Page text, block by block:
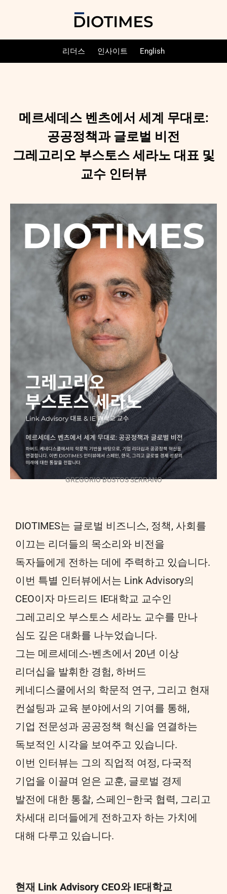
리더스 인사이트 English
메르세데스 벤츠에서 세계 무대로:
공공정책과 글로벌 비전
그레고리오 부스토스 세라노 대표 및
교수 인터뷰
GREGORIO BUSTOS SERRANO
DIOTIMES는 글로벌 비즈니스, 정책, 사회를
이끄는 리더들의 목소리와 비전을
독자들에게 전하는 데에 주력하고 있습니다.
이번 특별 인터뷰에서는 Link Advisory의
CEO이자 마드리드 IE대학교 교수인
그레고리오 부스토스 세라노 교수를 만나
심도 깊은 대화를 나누었습니다.
그는 메르세데스-벤츠에서 20년 이상
리더십을 발휘한 경험, 하버드
케네디스쿨에서의 학문적 연구, 그리고 현재
컨설팅과 교육 분야에서의 기여를 통해,
기업 전문성과 공공정책 혁신을 연결하는
독보적인 시각을 보여주고 있습니다.
이번 인터뷰는 그의 직업적 여정, 다국적
기업을 이끌며 얻은 교훈, 글로벌 경제
발전에 대한 통찰, 스페인–한국 협력, 그리고
차세대 리더들에게 전하고자 하는 가치에
대해 다루고 있습니다.
현재 Link Advisory CEO와 IE대학교